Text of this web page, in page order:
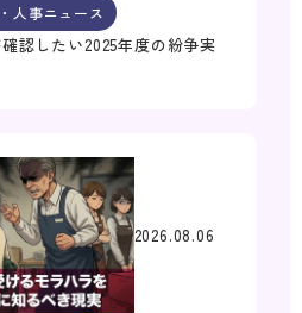
人事ニュース
認したい2025年度の紛争実
2026.08.06